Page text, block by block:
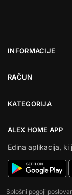
INFORMACIJE
RAČUN
KATEGORIJA
ALEX HOME APP
Edina aplikacija,
Splošni pogoji